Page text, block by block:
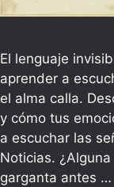
El lenguaje
aprender a
el alma calla.
y cómo tus
a escuchar las
Noticias.
garganta antes …